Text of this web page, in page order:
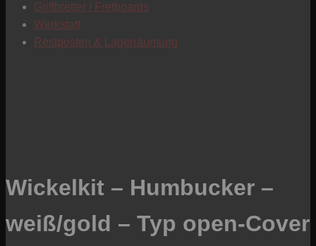
Griffbretter / Fretboards
Werkstatt
Restposten & Lagerräumung
Wickelkit – Humbucker –
weiß/gold – Typ open-Cover